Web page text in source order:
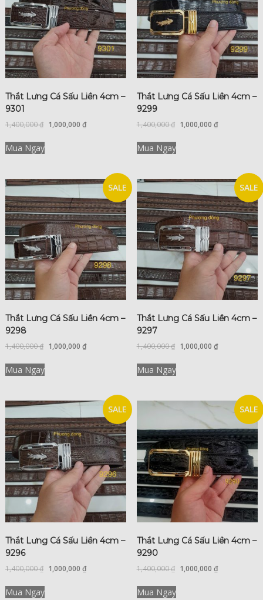
Thắt Lưng Cá Sấu Liền 4cm –
9301
1,400,000₫ 1,000,000 ₫
Mua Ngay
Thắt Lưng Cá Sấu Liền 4cm –
9299
1,400,000₫ 1,000,000 ₫
Mua Ngay
SALE
Thắt Lưng Cá Sấu Liền 4cm –
9298
1,400,000₫ 1,000,000 ₫
Mua Ngay
SALE
Thắt Lưng Cá Sấu Liền 4cm –
9297
1,400,000₫ 1,000,000 ₫
Mua Ngay
SALE
Thắt Lưng Cá Sấu Liền 4cm –
9296
1,400,000₫ 1,000,000 ₫
Mua Ngay
SALE
Thắt Lưng Cá Sấu Liền 4cm –
9290
1,400,000₫ 1,000,000 ₫
Mua Ngay